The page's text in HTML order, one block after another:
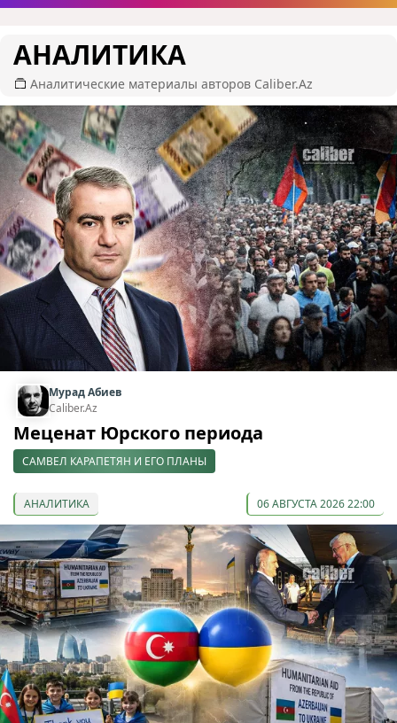
АНАЛИТИКА
Аналитические материалы авторов Caliber.Az
Мурад Абиев
Caliber.Az
Меценат Юрского периода
САМВЕЛ КАРАПЕТЯН И ЕГО ПЛАНЫ
АНАЛИТИКА 06 АВГУСТА 2026 22:00